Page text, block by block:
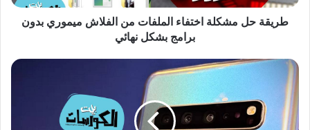
بدون
برامجطريقة حل مشكلة اختفاء الملفات من الفلاش ميموري بدون
برامج بشكل نهائي
تعرف
على
تسريبات
Galaxy
Note